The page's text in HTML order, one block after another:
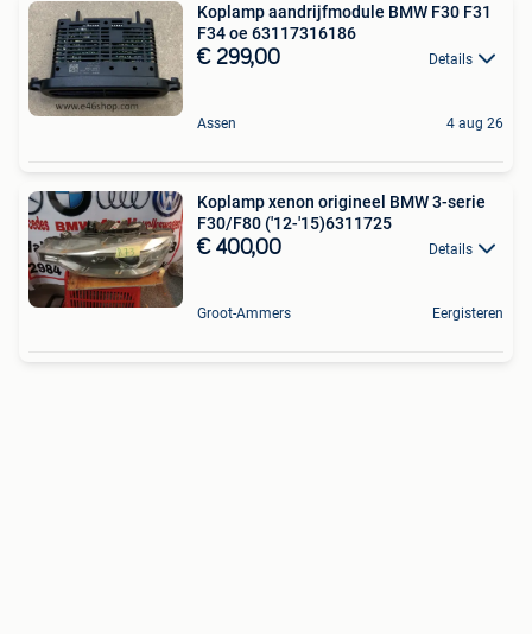
Koplamp aandrijfmodule BMW F30 F31
F34 oe 63117316186
€ 299,00 Details
Assen 4 aug 26
Koplamp xenon origineel BMW 3-serie
F30/F80 ('12-'15)6311725
€ 400,00 Details
Groot-Ammers Eergisteren